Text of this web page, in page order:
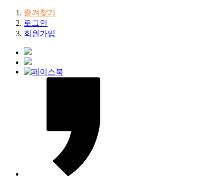
즐겨찾기
로그인
회원가입